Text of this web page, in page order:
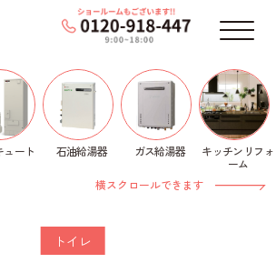
メニ
ュート 石油給湯器 ガス給湯器
キッチンリフォ
ーム
横スクロールできます
TOTO>ネオレストAS-W
>
トイレ